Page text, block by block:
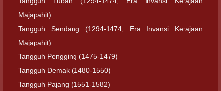
Majapahit)
Tangguh Sendang (1294-1474, Era Invansi Kerajaan
Majapahit)
Tangguh Pengging (1475-1479)
Tangguh Demak (1480-1550)
Tangguh Pajang (1551-1582)